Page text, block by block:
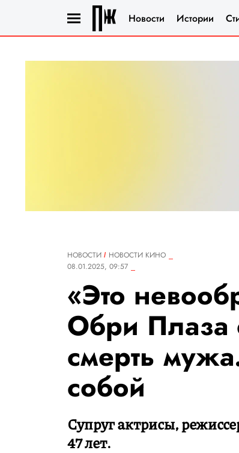
Новости Истории
НОВОСТИ
НОВОСТИ КИНО
08.01.2025, 09:57
«Это
Обри Плаза
смерть
собой
Супруг актрисы,
47 лет.